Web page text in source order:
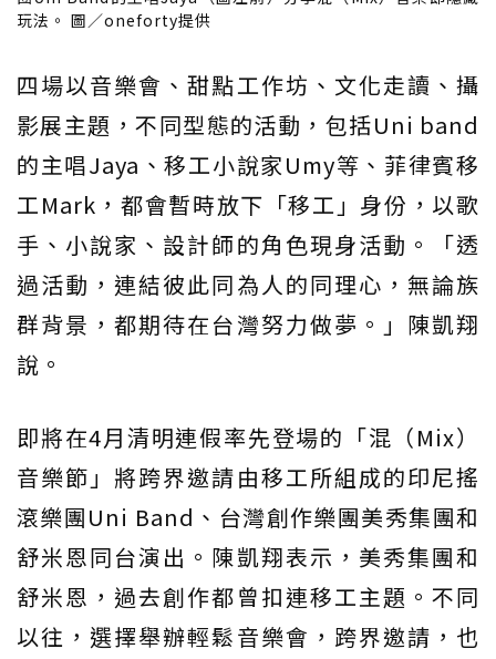
玩法。 圖／oneforty提供
四場以音樂會、甜點工作坊、文化走讀、攝
影展主題，不同型態的活動，包括Uni band
的主唱Jaya、移工小說家Umy等、菲律賓移
工Mark，都會暫時放下「移工」身份，以歌
手、小說家、設計師的角色現身活動。「透
過活動，連結彼此同為人的同理心，無論族
群背景，都期待在台灣努力做夢。」陳凱翔
說。
即將在4月清明連假率先登場的「混（Mix）
音樂節」將跨界邀請由移工所組成的印尼搖
滾樂團Uni Band、台灣創作樂團美秀集團和
舒米恩同台演出。陳凱翔表示，美秀集團和
舒米恩，過去創作都曾扣連移工主題。不同
以往，選擇舉辦輕鬆音樂會，跨界邀請，也